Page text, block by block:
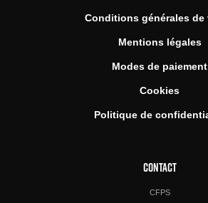
Conditions générales de
Mentions légales
Modes de paiement
Cookies
Politique de
CONTACT
CFPS